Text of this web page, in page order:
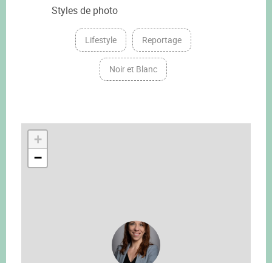
Styles de photo
Lifestyle Reportage
Noir et Blanc
+
−